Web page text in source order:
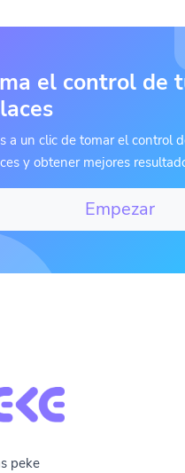
el control de
a un clic de tomar el control
y obtener mejores
Empezar
peke